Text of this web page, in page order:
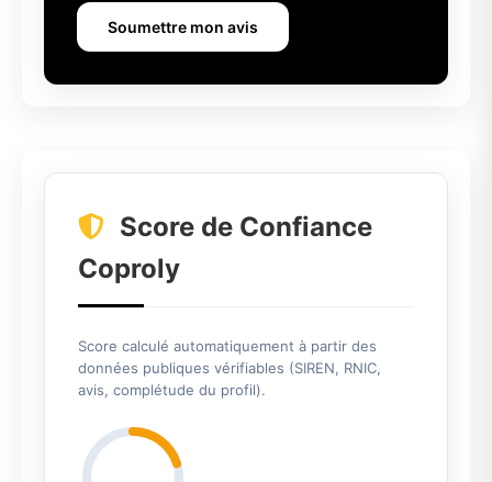
Soumettre mon avis
Score de Confiance
Coproly
Score calculé automatiquement à partir des
données publiques vérifiables (SIREN, RNIC,
avis, complétude du profil).